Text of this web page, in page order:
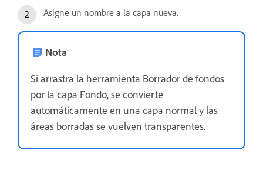
Asigne un nombre a la capa nueva.
Nota
Si arrastra la herramienta Borrador de fondos
por la capa Fondo, se convierte
automáticamente en una capa normal y las
áreas borradas se vuelven transparentes.